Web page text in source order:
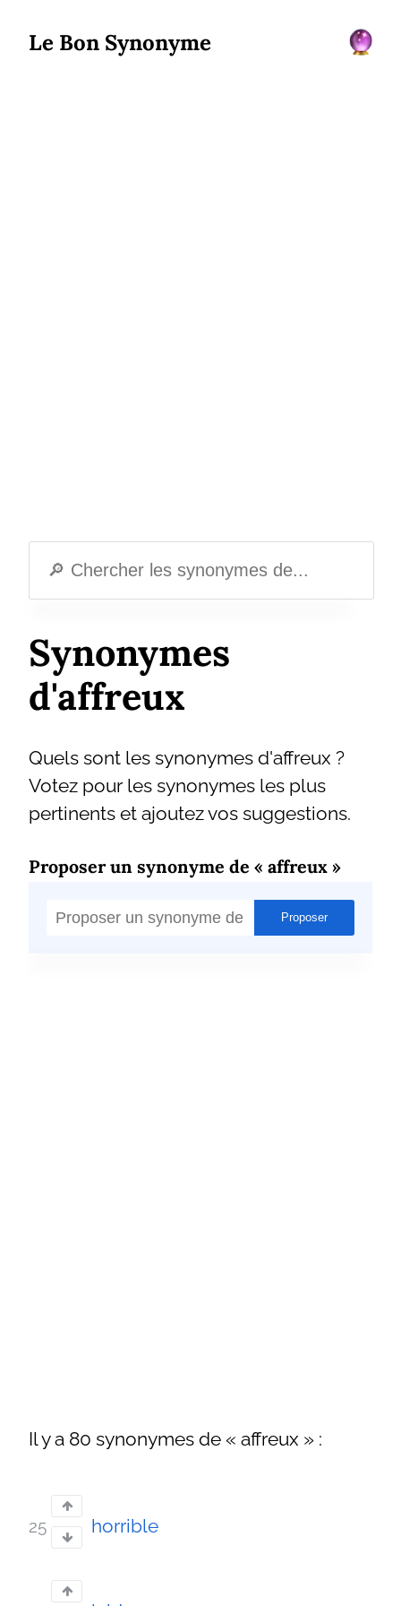
Le Bon Synonyme
Synonymes
d'affreux
Quels sont les synonymes d'affreux ?
Votez pour les synonymes les plus
pertinents et ajoutez vos suggestions.
Proposer un synonyme de « affreux »
Il y a 80 synonymes de « affreux » :
25 horrible